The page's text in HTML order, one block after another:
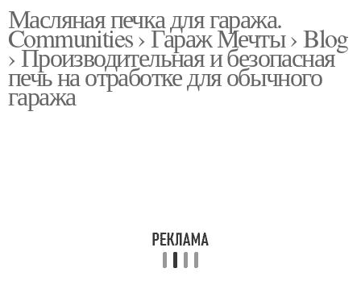
Печь для гаража Масляная печь
Масляная печка для гаража.
Communities › Гараж Мечты › Blog
› Производительная и безопасная
печь на отработке для обычного
гаража